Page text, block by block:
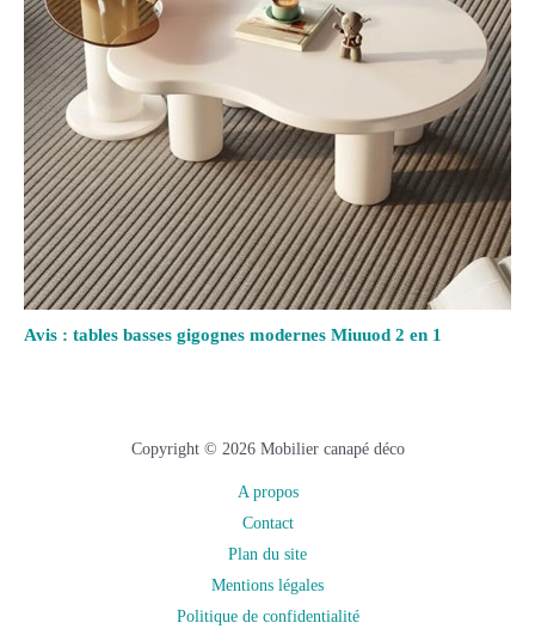
Avis : tables basses gigognes modernes Miuuod 2 en 1
Copyright © 2026 Mobilier canapé déco
A propos
Contact
Plan du site
Mentions légales
Politique de confidentialité